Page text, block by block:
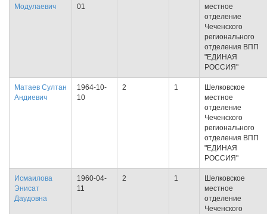
Модулаевич
01
местное
отделение
Чеченского
регионального
отделения ВПП
"ЕДИНАЯ
РОССИЯ"
Матаев Султан
Андиевич
1964-10-
10
2 1
Шелковское
местное
отделение
Чеченского
регионального
отделения ВПП
"ЕДИНАЯ
РОССИЯ"
Исмаилова
Энисат
Даудовна
1960-04-
11
2 1
Шелковское
местное
отделение
Чеченского